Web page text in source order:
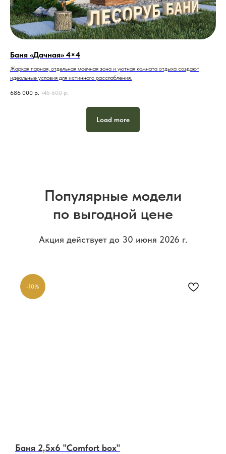
Баня «Дачная» 4×4
Жаркая парная, отдельная моечная зона и уютная комната отдыха создают
идеальные условия для истинного расслабления.
686 000 р. 745 600 р.
Load more
Популярные модели
по выгодной цене
Акция действует до 30 июня 2026 г.
-10%
Баня 2,5х6 "Comfort box"